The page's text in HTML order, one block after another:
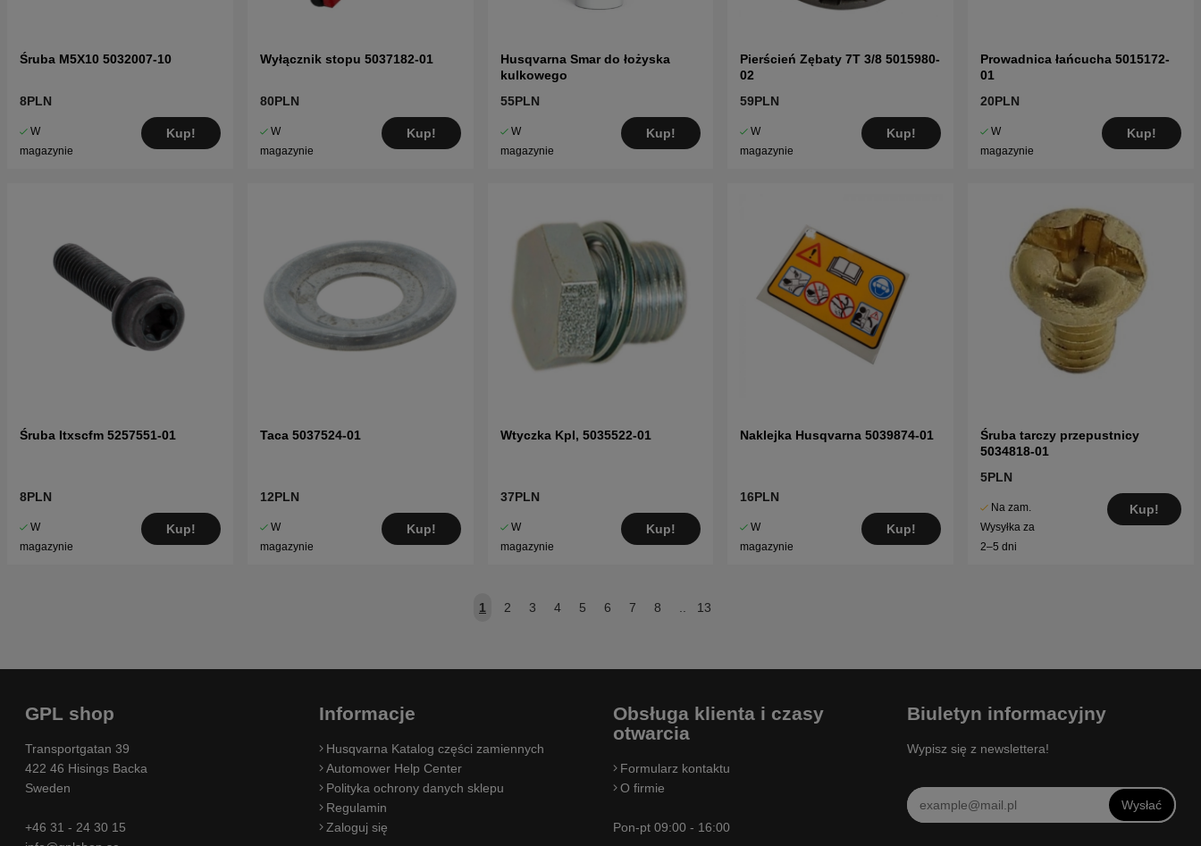
Śruba M5X10 5032007-10
8PLN
W
magazynie
Kup!
Wyłącznik stopu 5037182-01
80PLN
W
magazynie
Kup!
Husqvarna Smar do łożyska
kulkowego
55PLN
W
magazynie
Kup!
Pierścień Zębaty 7T 3/8 5015980-
02
59PLN
W
magazynie
Kup!
Prowadnica łańcucha 5015172-
01
20PLN
W
magazynie
Kup!
Śruba Itxscfm 5257551-01
8PLN
W
magazynie
Kup!
Taca 5037524-01
12PLN
W
magazynie
Kup!
Wtyczka Kpl, 5035522-01
37PLN
W
magazynie
Kup!
Naklejka Husqvarna 5039874-01
16PLN
W
magazynie
Kup!
Śruba tarczy przepustnicy
5034818-01
5PLN
Na zam.
Wysyłka za
2–5 dni
Kup!
1 2 3 4 5 6 7 8 .. 13
GPL shop
Transportgatan 39
422 46 Hisings Backa
Sweden
+46 31 - 24 30 15
Informacje
Husqvarna Katalog części zamiennych
Automower Help Center
Polityka ochrony danych sklepu
Regulamin
Zaloguj się
Obsługa klienta i czasy
otwarcia
Formularz kontaktu
O firmie
Pon-pt 09:00 - 16:00
Biuletyn informacyjny
Wypisz się z newslettera!
Wysłać